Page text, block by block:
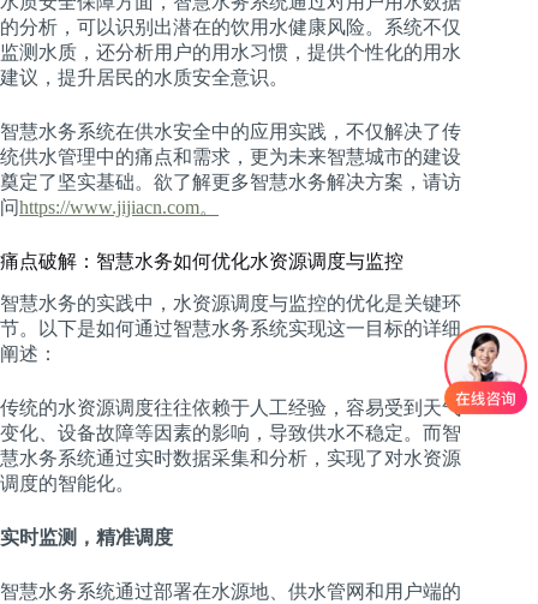
的分析，可以识别出潜在的饮用水健康风险。系统不仅
监测水质，还分析用户的用水习惯，提供个性化的用水
建议，提升居民的水质安全意识。
智慧水务系统在供水安全中的应用实践，不仅解决了传
统供水管理中的痛点和需求，更为未来智慧城市的建设
奠定了坚实基础。欲了解更多智慧水务解决方案，请访
问https://www.jijiacn.com。
痛点破解：智慧水务如何优化水资源调度与监控
智慧水务的实践中，水资源调度与监控的优化是关键环
节。以下是如何通过智慧水务系统实现这一目标的详细
阐述：
传统的水资源调度往往依赖于人工经验，容易受到天气
变化、设备故障等因素的影响，导致供水不稳定。而智
慧水务系统通过实时数据采集和分析，实现了对水资源
调度的智能化。
实时监测，精准调度
智慧水务系统通过部署在水源地、供水管网和用户端的